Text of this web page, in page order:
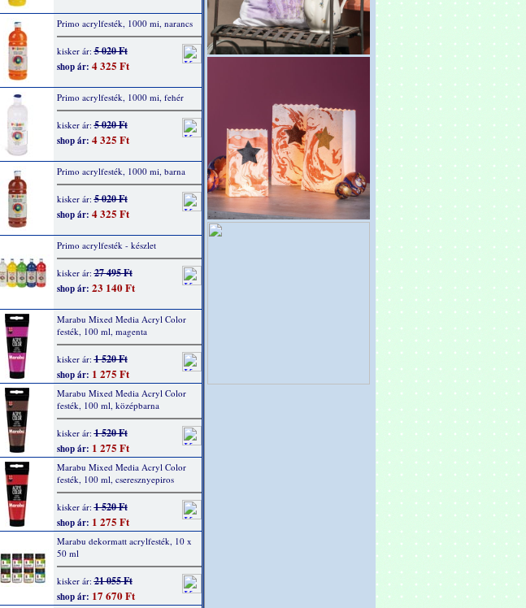
Primo acrylfesték, 1000 mi, narancs
kisker ár:5 020 Ft
shop ár: 4 325 Ft
Primo acrylfesték, 1000 mi, fehér
kisker ár:5 020 Ft
shop ár: 4 325 Ft
Primo acrylfesték, 1000 mi, barna
kisker ár:5 020 Ft
shop ár: 4 325 Ft
Primo acrylfesték - készlet
kisker ár:27 495 Ft
shop ár: 23 140 Ft
Marabu Mixed Media Acryl Color
festék, 100 ml, magenta
kisker ár:1 520 Ft
shop ár: 1 275 Ft
Marabu Mixed Media Acryl Color
festék, 100 ml, középbarna
kisker ár:1 520 Ft
shop ár: 1 275 Ft
Marabu Mixed Media Acryl Color
festék, 100 ml, cseresznyepiros
kisker ár:1 520 Ft
shop ár: 1 275 Ft
Marabu dekormatt acrylfesték, 10 x
50 ml
kisker ár:21 055 Ft
shop ár: 17 670 Ft